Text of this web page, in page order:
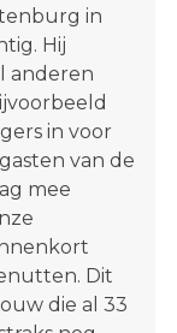
in
Hij
anderen
in voor
van de
mee
Dit
die al 33